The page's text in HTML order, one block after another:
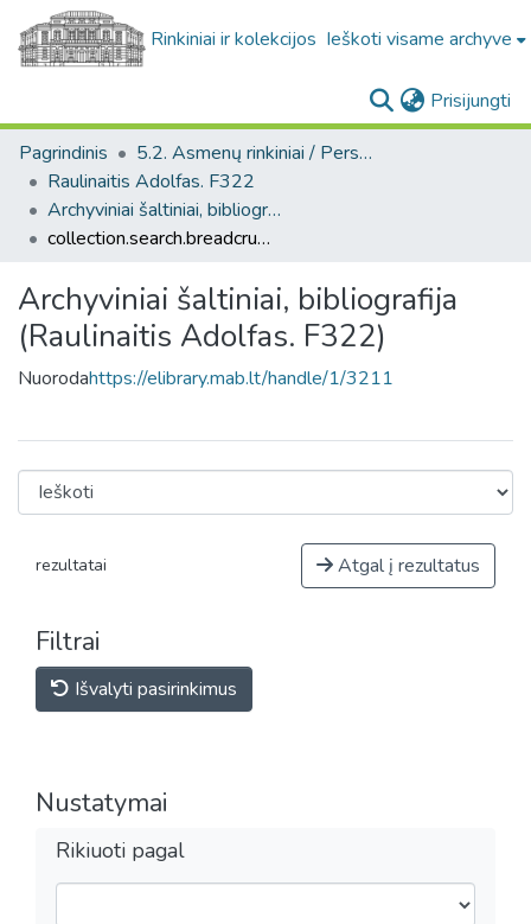
Rinkiniai ir kolekcijos Ieškoti visame archyve
Prisijungti
Pagrindinis
5.2. Asmenų rinkiniai / Personal collections
Raulinaitis Adolfas. F322
Archyviniai šaltiniai, bibliografija (Raulinaitis Adolfas. F322)
collection.search.breadcrumbs
Archyviniai šaltiniai, bibliografija
(Raulinaitis Adolfas. F322)
Nuorodahttps://elibrary.mab.lt/handle/1/3211
rezultatai Atgal į rezultatus
Filtrai
Išvalyti pasirinkimus
Nustatymai
Rikiuoti pagal